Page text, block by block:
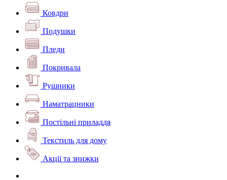
Ковдри
Подушки
Пледи
Покривала
Рушники
Наматрацники
Постільні приладдя
Текстиль для дому
Акції та знижки